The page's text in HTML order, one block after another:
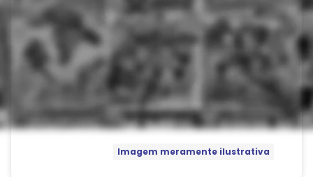
Imagem meramente ilustrativa